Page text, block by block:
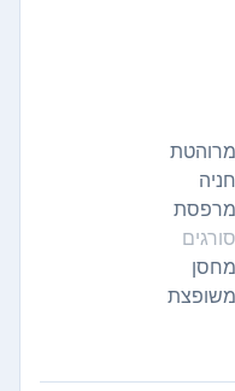
מרוהטת
חניה
מרפסת
סורגים
מחסן
משופצת